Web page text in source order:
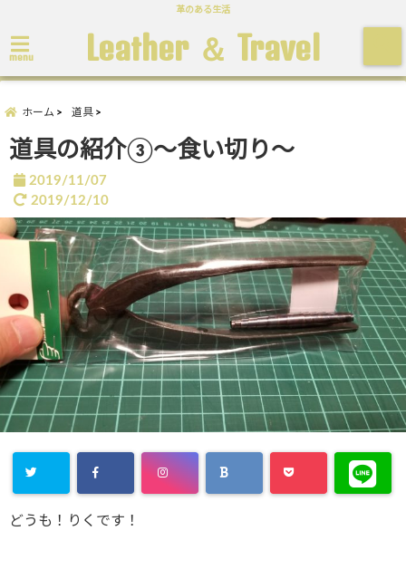
革のある生活
menu Leather ＆ Travel
ホーム 道具
道具の紹介③～食い切り～
2019/11/07
2019/12/10
どうも！りくです！